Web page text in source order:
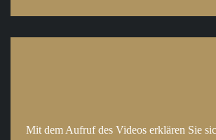
Mit dem Aufruf des Videos erklären Sie